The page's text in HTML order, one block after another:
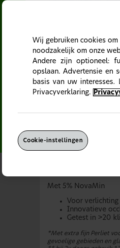
Sensodyne Clinical
klinisch bewezen
Met 5% NovaMin
Voor
Innovatieve
Getest in >20
*Met extra fijn Perliet
gevoelige gebieden en
Wij gebruiken cookies
noodzakelijk om onze
Andere zijn optioneel:
opslaan. Advertensie en
basis van uw
Privacyverklaring.
Cookie-instellingen